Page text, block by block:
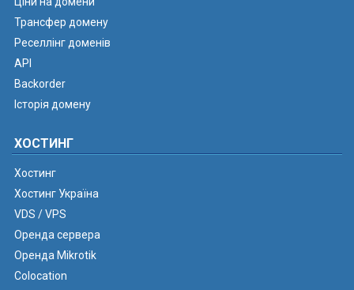
Трансфер домену
Реселлінг доменів
API
Backorder
Історія домену
ХОСТИНГ
Хостинг
Хостинг Україна
VDS / VPS
Оренда сервера
Оренда Mikrotik
Colocation